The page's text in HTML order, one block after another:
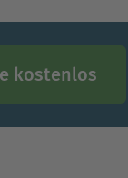
kostenlos